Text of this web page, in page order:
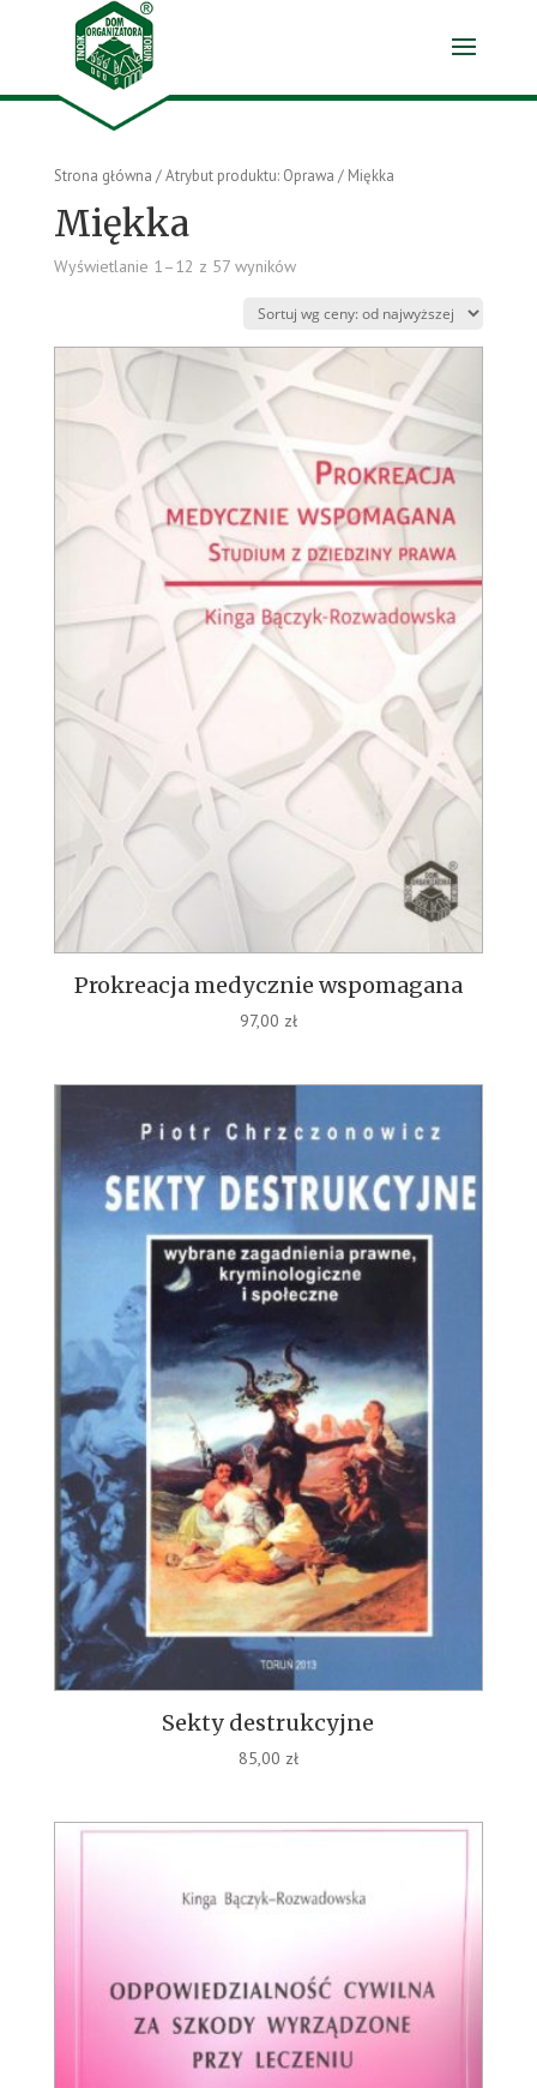
Strona główna / Atrybut produktu: Oprawa / Miękka
Miękka
Wyświetlanie 1–12 z 57 wyników
Prokreacja medycznie wspomagana
97,00 zł
Sekty destrukcyjne
85,00 zł